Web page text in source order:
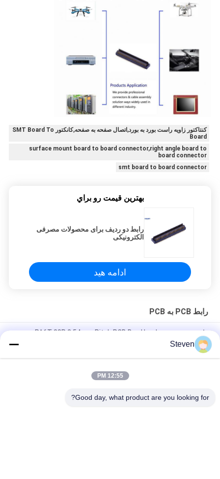
کنتاکتور زاویه راست بورد به بورد,اتصال صفحه به صفحه,کانکتور SMT Board To
Board
surface mount board to board connector,right angle board to
board connector
smt board to board connector
بهترين قيمت رو براي
رابط دو ردیف برای محصولات مصرفی
الکترونیکی
ادامه هید
رابط PCB به PCB
راست دو ردیف PA6T 38P 2.54mm Pitch PCB Box Header
گواهینامه
سیگنال و منبع برق 4S4P - بلوک مرد 50A پین های سفارشی در
Steven
12:55 PM
Good day, what product are you looking for?